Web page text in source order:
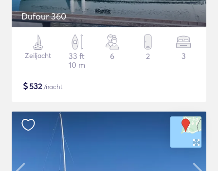
Dufour 360
Zeiljacht
33 ft
10 m
6 2 3
$532/nacht